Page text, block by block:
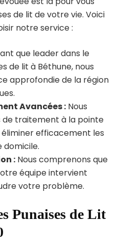
de lit de votre vie. Voici
notre service :
que leader dans le
de lit à Béthune, nous
approfondie de la région
Avancées : Nous
de traitement à la pointe
efficacement les
domicile.
: Nous comprenons que
équipe intervient
votre problème.
Punaises de Lit